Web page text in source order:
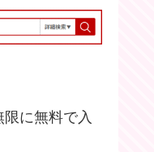
に無料で入